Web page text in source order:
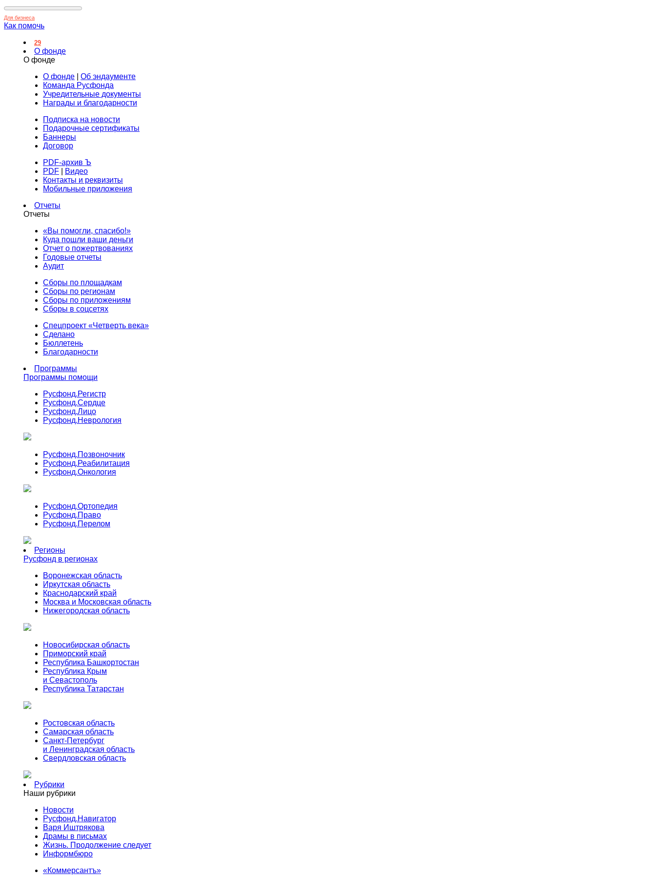
Для бизнеса
Как помочь
29
О фонде
О фонде
О фонде
Об эндаументе
Команда Русфонда
Учредительные документы
Награды и благодарности
Подписка на новости
Подарочные сертификаты
Баннеры
Договор
PDF-архив Ъ
PDF
Видео
Контакты и реквизиты
Мобильные приложения
Отчеты
Отчеты
«Вы помогли, спасибо!»
Куда пошли ваши деньги
Отчет о пожертвованиях
Годовые отчеты
Аудит
Сборы по площадкам
Сборы по регионам
Сборы по приложениям
Сборы в соцсетях
Спецпроект «Четверть века»
Сделано
Бюллетень
Благодарности
Программы
Программы помощи
Русфонд.Регистр
Русфонд.Сердце
Русфонд.Лицо
Русфонд.Неврология
Русфонд.Позвоночник
Русфонд.Реабилитация
Русфонд.Онкология
Русфонд.Ортопедия
Русфонд.Право
Русфонд.Перелом
Регионы
Русфонд в регионах
Воронежская область
Иркутская область
Краснодарский край
Москва и Московская область
Нижегородская область
Новосибирская область
Приморский край
Республика Башкортостан
Республика Крым
и Севастополь
Республика Татарстан
Ростовская область
Самарская область
Санкт-Петербург
и Ленинградская область
Свердловская область
Рубрики
Наши рубрики
Новости
Русфонд.Навигатор
Варя Иштрякова
Драмы в письмах
Жизнь. Продолжение следует
Информбюро
«Коммерсантъ»